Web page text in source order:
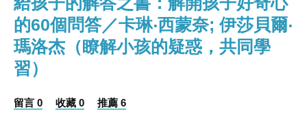
的60個問答／卡琳‧西蒙奈; 伊莎貝爾‧
瑪洛杰（瞭解小孩的疑惑，共同學
習）
留言 0 收藏 0 推薦 6